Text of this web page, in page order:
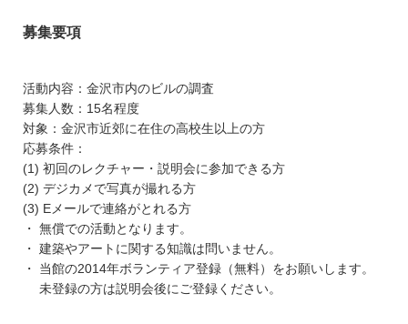
募集要項
活動内容：金沢市内のビルの調査
募集人数：15名程度
対象：金沢市近郊に在住の高校生以上の方
応募条件：
(1) 初回のレクチャー・説明会に参加できる方
(2) デジカメで写真が撮れる方
(3) Eメールで連絡がとれる方
・ 無償での活動となります。
・ 建築やアートに関する知識は問いません。
・ 当館の2014年ボランティア登録（無料）をお願いします。
未登録の方は説明会後にご登録ください。